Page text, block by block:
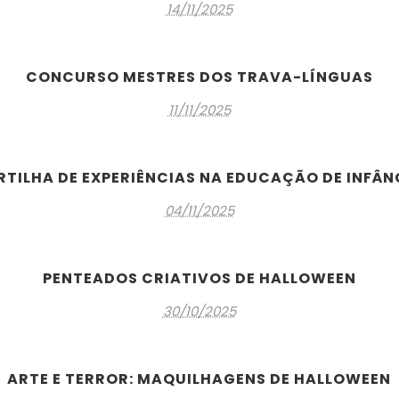
14/11/2025
CONCURSO MESTRES DOS TRAVA-LÍNGUAS
11/11/2025
DE EXPERIÊNCIAS NA EDUCAÇÃO DE
04/11/2025
PENTEADOS CRIATIVOS DE HALLOWEEN
30/10/2025
ARTE E TERROR: MAQUILHAGENS DE HALLOWEEN